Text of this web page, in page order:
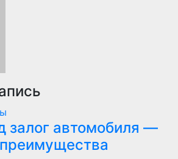
залог автомобиля —